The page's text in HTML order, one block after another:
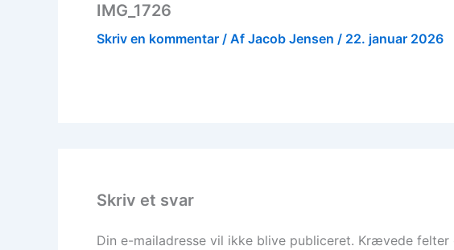
IMG_1726
Skriv en kommentar / Af Jacob Jensen / 22. januar 2026
Skriv et svar
Din e-mailadresse vil ikke blive publiceret. Krævede felter